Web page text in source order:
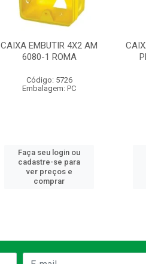
CAIXA EMBUTIR 4X2 AM
6080-1 ROMA
Código: 5726
Embalagem: PC
Faça seu login ou
cadastre-se para
ver preços e
comprar